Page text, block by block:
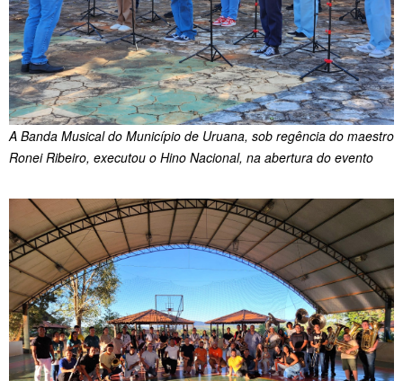
A Banda Musical do Município de Uruana, sob regência do maestro
Ronei Ribeiro, executou o Hino Nacional, na abertura do evento